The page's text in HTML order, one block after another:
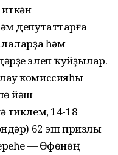
депутаттарға
һәм
элеп ҡуйҙылар.
комиссияһы
йәш
тиклем, 14-18
62 эш призлы
— Өфөнөң